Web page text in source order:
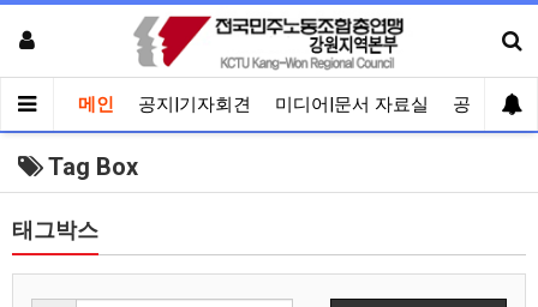
메인 공지|기자회견 미디어|문서 자료실 공유게시
Tag Box
태그박스